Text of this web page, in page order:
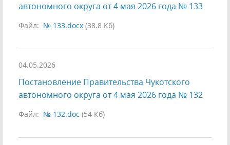
автономного округа от 4 мая 2026 года № 133
Файл: № 133.docx (38.8 Кб)
04.05.2026
Постановление Правительства Чукотского
автономного округа от 4 мая 2026 года № 132
Файл: № 132.doc (54 Кб)